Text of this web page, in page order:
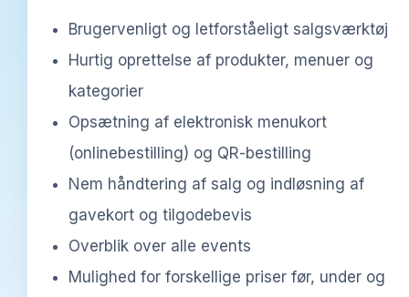
Brugervenligt og letforståeligt salgsværktøj
Hurtig oprettelse af produkter, menuer og
kategorier
Opsætning af elektronisk menukort
(onlinebestilling) og QR-bestilling
Nem håndtering af salg og indløsning af
gavekort og tilgodebevis
Overblik over alle events
Mulighed for forskellige priser før, under og